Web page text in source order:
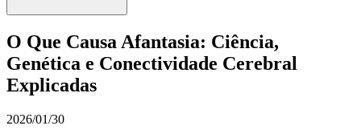
O Que Causa Afantasia: Ciência,
Genética e Conectividade Cerebral
Explicadas
2026/01/30